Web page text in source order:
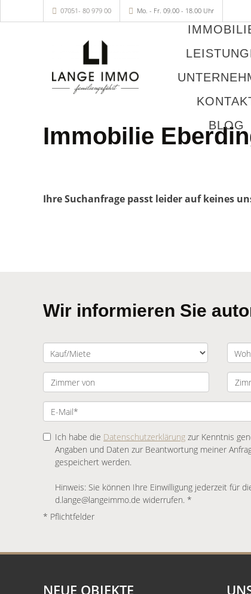
07051- 80 979 00 Mo. - Fr. 09.00 - 18.00 Uhr
BLOG
Immobilie
Ihre Suchanfrage passt leider auf keines
Wir informieren Sie
Ich habe die Datenschutzerklärung zur Kenntnis
Angaben und Daten zur Beantwortung meiner
gespeichert werden.
Hinweis: Sie können Ihre Einwilligung jederzeit für
d.lange@langeimmo.de widerrufen. *
* Pflichtfelder
NEUE OBJEKTE